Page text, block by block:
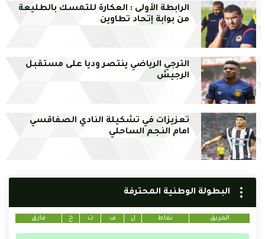
الرابطة الأولى : العكارة للتمسك بالطليعة
من بوابة إتحاد تطاوين
الترجي الرياضي ينتصر وديا على مستقبل
الرجيش
تعزيزات في تشكيلة النادي الصفاقسي
امام النجم الساحلي
البطولة الوطنية المحترفة
الفريق نقاط ل ف ت خ فارق